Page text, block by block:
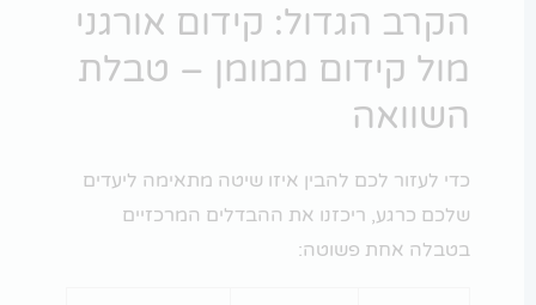
הקרב הגדול: קידום אורגני
מול קידום ממומן – טבלת
השוואה
כדי לעזור לכם להבין איזו שיטה מתאימה ליעדים
שלכם כרגע, ריכזנו את ההבדלים המרכזיים
בטבלה אחת פשוטה: